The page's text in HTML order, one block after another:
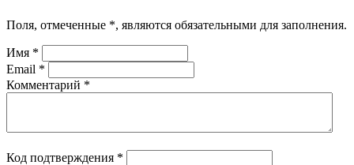
Поля, отмеченные *, являются обязательными для заполнения.
Имя *
Email *
Комментарий *
Код подтверждения *